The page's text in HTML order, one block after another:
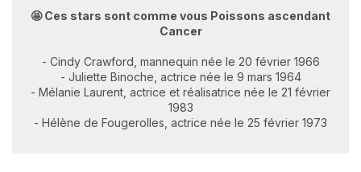
🤩 Ces stars sont comme vous Poissons ascendant
Cancer
- Cindy Crawford, mannequin née le 20 février 1966
- Juliette Binoche, actrice née le 9 mars 1964
- Mélanie Laurent, actrice et réalisatrice née le 21 février
1983
- Hélène de Fougerolles, actrice née le 25 février 1973